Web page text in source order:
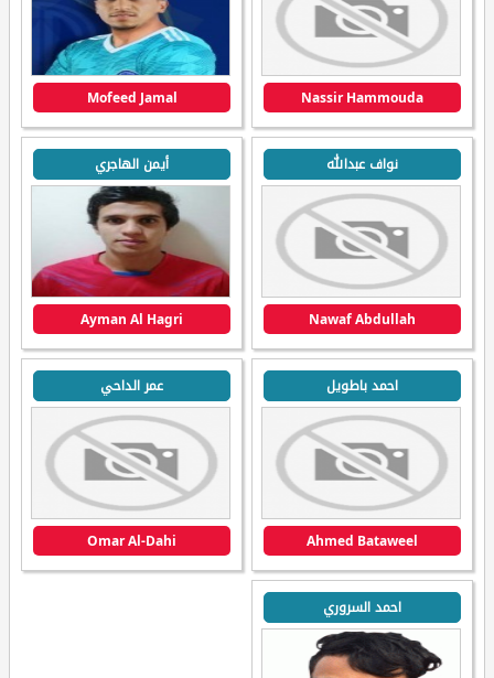
Nassir Hammouda
Mofeed Jamal
نواف عبدالله
Nawaf Abdullah
أيمن الهاجري
Ayman Al Hagri
احمد باطويل
Ahmed Bataweel
عمر الداحي
Omar Al-Dahi
احمد السروري